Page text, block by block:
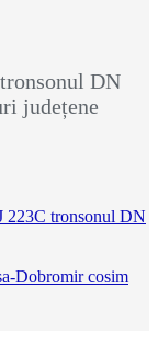
DN
județene
223C tronsonul DN
Dobromir cosim